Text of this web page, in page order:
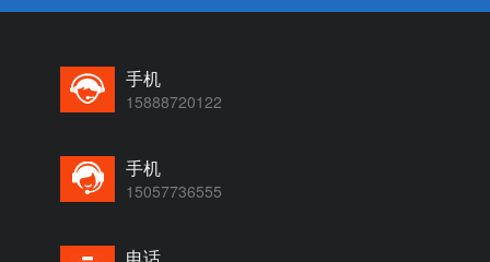
手机
15888720122
手机
15057736555